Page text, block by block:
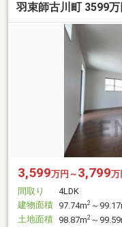
羽束師古川町 3599
3,599万円～ 3,799万
間取り
4LDK
建物面積 97.74m2 ～
土地面積 98.87m2 ～